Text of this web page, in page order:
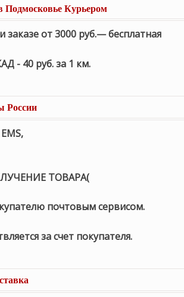
Подмосковье Курьером
от 3000 руб.— бесплатная
- 40 руб. за 1 км.
России
ТОВАРА(
почтовым сервисом.
за счет покупателя.